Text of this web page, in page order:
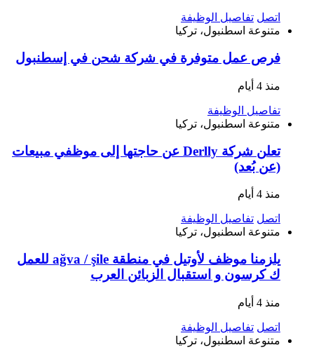
اتصل تفاصيل الوظيفة
متنوعة اسطنبول، تركيا
فرص عمل متوفرة في شركة شحن في إسطنبول
منذ 4 أيام
تفاصيل الوظيفة
متنوعة اسطنبول، تركيا
تعلن شركة Derlly عن حاجتها إلى موظفي مبيعات
(عن بُعد)
منذ 4 أيام
اتصل تفاصيل الوظيفة
متنوعة اسطنبول، تركيا
يلزمنا موظف لأوتيل في منطقة ağva / şile للعمل
ك كرسون و استقبال الزبائن العرب
منذ 4 أيام
اتصل تفاصيل الوظيفة
متنوعة اسطنبول، تركيا